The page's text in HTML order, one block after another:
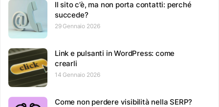
Il sito c’è, ma non porta contatti: perché
succede?
29 Gennaio 2026
Link e pulsanti in WordPress: come
crearli
14 Gennaio 2026
Come non perdere visibilità nella SERP?